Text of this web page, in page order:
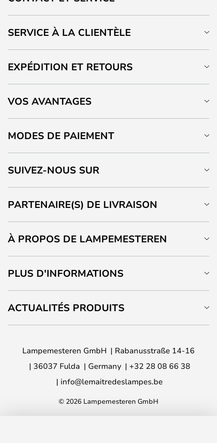
SERVICE À LA CLIENTÈLE
EXPÉDITION ET RETOURS
VOS AVANTAGES
MODES DE PAIEMENT
SUIVEZ-NOUS SUR
PARTENAIRE(S) DE LIVRAISON
À PROPOS DE LAMPEMESTEREN
PLUS D'INFORMATIONS
ACTUALITÉS PRODUITS
Lampemesteren GmbH
Rabanusstraße 14-16
36037 Fulda
Germany
+32 28 08 66 38
info@lemaitredeslampes.be
© 2026 Lampemesteren GmbH